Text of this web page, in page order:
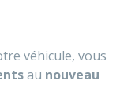
véhicule, vous
au nouveau